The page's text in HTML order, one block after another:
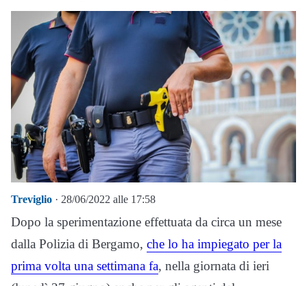
Treviglio · 28/06/2022 alle 17:58
Dopo la sperimentazione effettuata da circa un mese
dalla Polizia di Bergamo, che lo ha impiegato per la
prima volta una settimana fa, nella giornata di ieri